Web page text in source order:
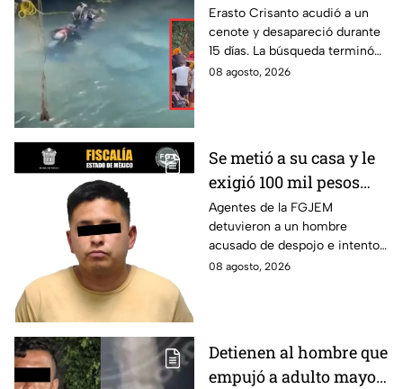
días; así encontraron al
pescador Erasto
Crisanto
Erasto Crisanto acudió a un
cenote y desapareció durante
15 días. La búsqueda terminó
cuando el pescador fue
08 agosto, 2026
Se metió a su casa y le
exigió 100 mil pesos
para devolvérsela; cae
otro por despojo en
Edomex
Agentes de la FGJEM
detuvieron a un hombre
acusado de despojo e intento
de extorsión en el Edomex.
08 agosto, 2026
Detienen al hombre que
empujó a adulto mayor